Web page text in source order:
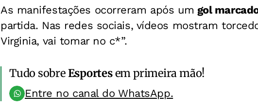
As manifestações ocorreram após um gol
partida. Nas redes sociais, vídeos mostram
Virginia, vai tomar no c*”.
Tudo sobreEsportesem primeira mão!
Entre no canal do WhatsApp.